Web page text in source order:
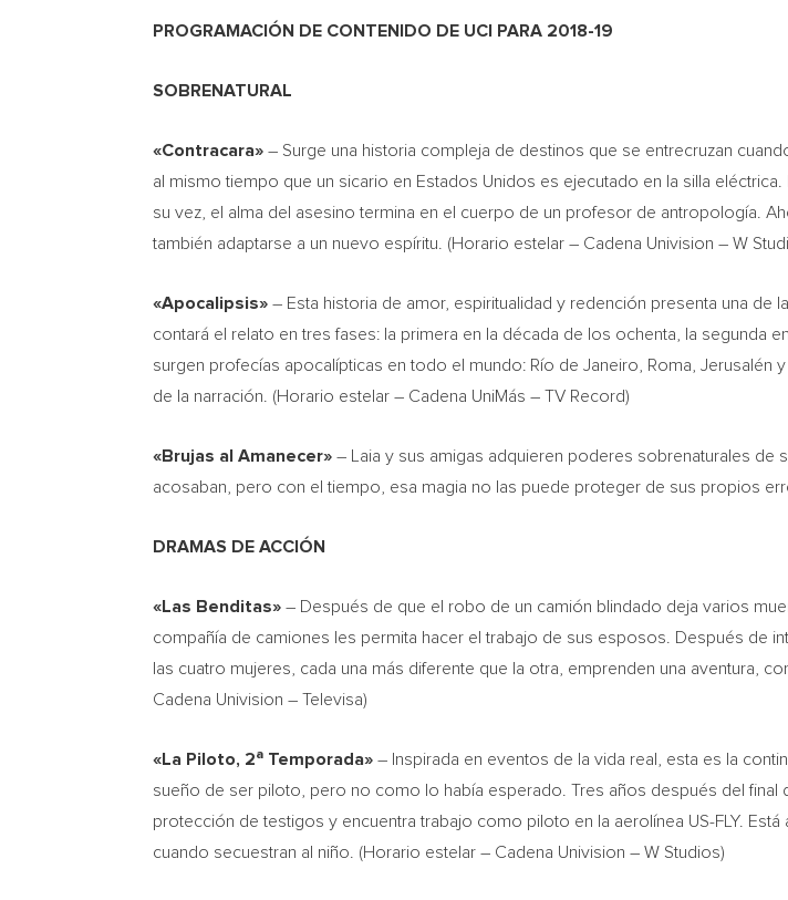
PROGRAMACIÓN DE CONTENIDO DE UCI PARA 2018-19
SOBRENATURAL
«Contracara» – Surge una historia compleja de destinos que se entrecruzan
al mismo tiempo que un sicario en Estados Unidos es ejecutado en la silla
su vez, el alma del asesino termina en el cuerpo de un profesor de antropología.
también adaptarse a un nuevo espíritu. (Horario estelar – Cadena Univision – W
«Apocalipsis» – Esta historia de amor, espiritualidad y redención presenta una de
contará el relato en tres fases: la primera en la década de los ochenta, la segunda
surgen profecías apocalípticas en todo el mundo: Río de Janeiro,
Roma , Jerusalén y
de la narración. (Horario estelar – Cadena UniMás – TV Record)
«Brujas al Amanecer» – Laia y sus amigas adquieren poderes sobrenaturales de
acosaban, pero con el tiempo, esa magia no las puede proteger de sus propios
DRAMAS DE ACCIÓN
«Las Benditas» – Después de que el robo de un camión blindado deja varios
compañía de camiones les permita hacer el trabajo de sus esposos. Después de
las cuatro mujeres, cada una más diferente que la otra, emprenden una aventura,
Cadena Univision – Televisa)
«La Piloto, 2a Temporada» – Inspirada en eventos de la vida real, esta es la
sueño de ser piloto, pero no como lo había esperado. Tres años después del
protección de testigos y encuentra trabajo como piloto en la aerolínea US-FLY.
cuando secuestran al niño. (Horario estelar – Cadena Univision – W Studios)